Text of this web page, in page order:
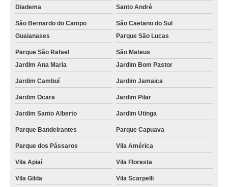
Diadema
Santo André
São Bernardo do Campo
São Caetano do Sul
Guaianases
Parque São Lucas
Parque São Rafael
São Mateus
Jardim Ana Maria
Jardim Bom Pastor
Jardim Cambuí Jardim Jamaica
Jardim Ocara Jardim Pilar
Jardim Santo Alberto Jardim Utinga
Parque Bandeirantes Parque Capuava
Parque dos Pássaros Vila América
Vila Apiaí Vila Floresta
Vila Gilda
Vila Scarpelli